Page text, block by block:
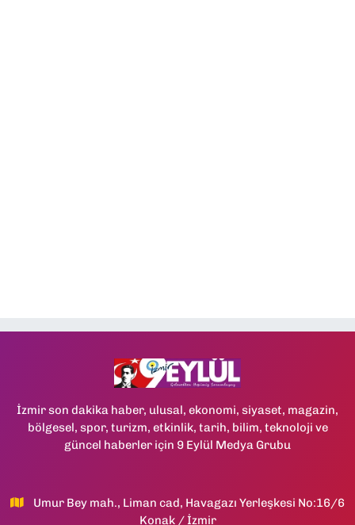
İzmir son dakika haber, ulusal, ekonomi, siyaset, magazin,
bölgesel, spor, turizm, etkinlik, tarih, bilim, teknoloji ve
güncel haberler için 9 Eylül Medya Grubu
Umur Bey mah., Liman cad, Havagazı Yerleşkesi No:16/6
Konak / İzmir